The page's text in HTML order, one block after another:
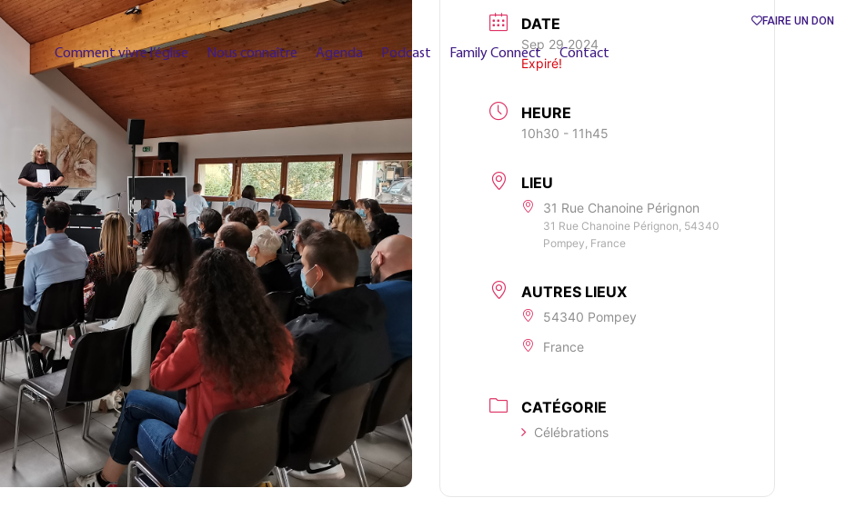
FAIRE UN DON
Comment vivre l’église Nous connaître Agenda Podcast Family Connect Contact
DATE
Sep 29 2024
Expiré!
HEURE
10h30 - 11h45
LIEU
31 Rue Chanoine Pérignon
31 Rue Chanoine Pérignon, 54340
Pompey, France
AUTRES LIEUX
54340 Pompey
France
CATÉGORIE
Célébrations